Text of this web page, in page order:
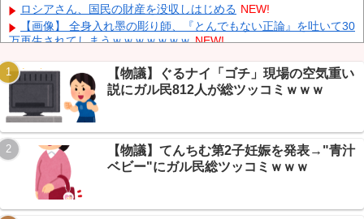
彫り師YouTuber・しげち「刺青タトゥー入れてる奴は全員バカで
す」「すごい民度低い」「5000円好きなんすよ、バカって」
NEW!
Powered by livedoor 相互RSS
ロシアさん、国民の財産を没収しはじめる NEW!
【画像】 全身入れ墨の彫り師、『とんでもない正論』を吐いて30
万再生されてしまうｗｗｗｗｗｗｗ NEW!
ズに全滅ｗｗｗ
NEW!
【朗報】ダイエット相談民、VIPPERに記録しろと説教される→
本当に痩せ始めるｗｗｗ
【悲報】 明日、飛田給とかいう謎の場所に行くんやが何があるん
や????・・・・・・・・・ NEW!
【保存版】NGT48はV字回復できるか2026→新曲・客増加・卒業
生活躍、復活の条件を全部並べたｗ NEW!
【物議】ぐるナイ「ゴチ」現場の空気重い
説にガル民812人が総ツッコミｗｗｗ
【物議】てんちむ第2子妊娠を発表→"青汁
ベビー"にガル民総ツッコミｗｗｗ